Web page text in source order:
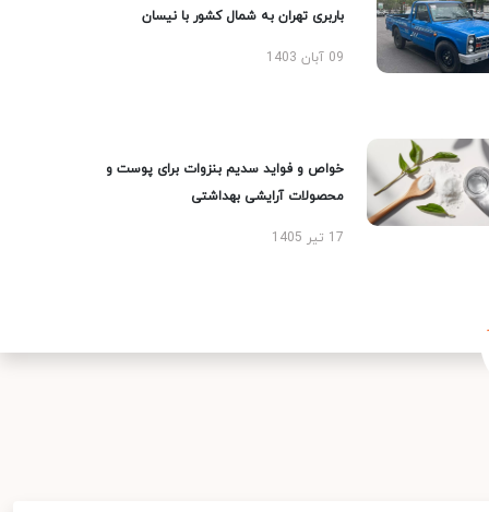
باربری تهران به شمال کشور با نیسان
09 آبان 1403
خواص و فواید سدیم بنزوات برای پوست و
محصولات آرایشی بهداشتی
17 تیر 1405